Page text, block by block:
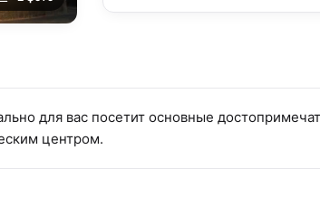
для вас посетит основные
центром.